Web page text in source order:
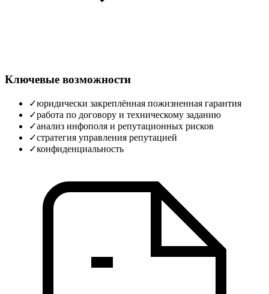
Ключевые возможности
✓юридически закреплённая пожизненная гарантия
✓работа по договору и техническому заданию
✓анализ инфополя и репутационных рисков
✓стратегия управления репутацией
✓конфиденциальность